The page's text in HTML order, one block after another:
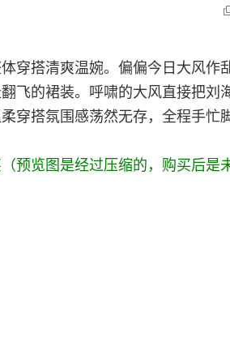
穿搭清爽温婉。偏偏今日大风作乱
飞的裙装。呼啸的大风直接把刘
穿搭氛围感荡然无存，全程手忙
预览图是经过压缩的，购买后是